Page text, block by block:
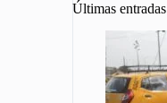
Últimas entradas